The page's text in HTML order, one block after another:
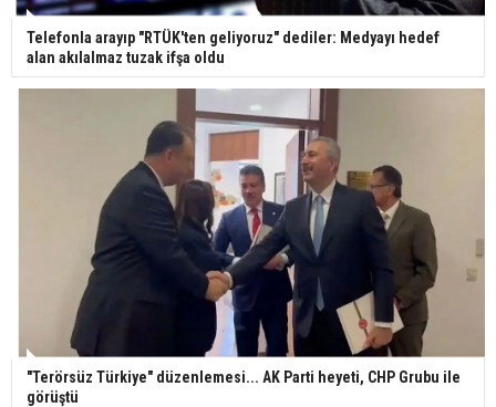
Telefonla arayıp "RTÜK'ten geliyoruz" dediler: Medyayı hedef
alan akılalmaz tuzak ifşa oldu
"Terörsüz Türkiye" düzenlemesi... AK Parti heyeti, CHP Grubu ile
görüştü